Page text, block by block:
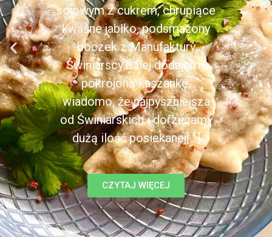
sojowym z cukrem, chrupiące
kwaśne jabłko, podsmażony
boczek z Manufaktury
Świniarscy.Dalej dodajemy
pokrojoną kaszankę,
wiadomo, że najpyszniejsza
od Świniarskich i dorzucamy
dużą ilość posiekanej[...]
CZYTAJ WIĘCEJ